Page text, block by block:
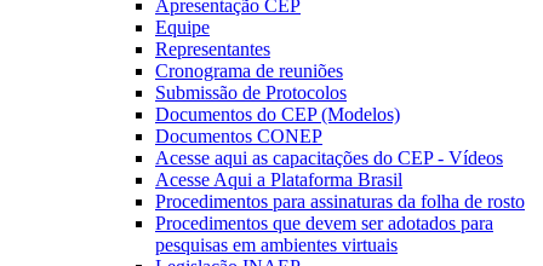
Apresentação CEP
Equipe
Representantes
Cronograma de reuniões
Submissão de Protocolos
Documentos do CEP (Modelos)
Documentos CONEP
Acesse aqui as capacitações do CEP - Vídeos
Acesse Aqui a Plataforma Brasil
Procedimentos para assinaturas da folha de rosto
Procedimentos que devem ser adotados para
pesquisas em ambientes virtuais